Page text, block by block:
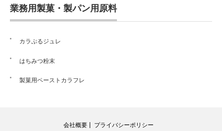
業務用製菓・製パン用原料
カラぷるジュレ
はちみつ粉末
製菓用ペーストカラフレ
会社概要 プライバシーポリシー